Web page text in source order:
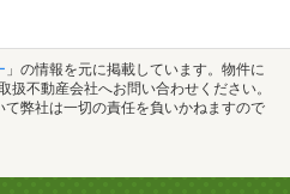
」の情報を元に掲載しています。物件に
扱不動産会社へお問い合わせください。
弊社は一切の責任を負いかねますので